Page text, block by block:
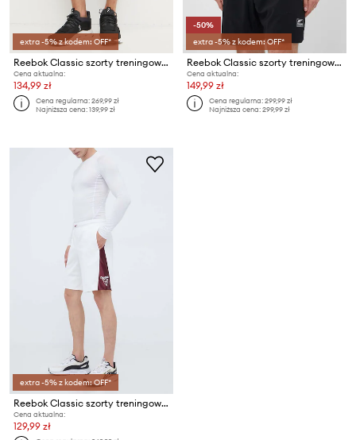
extra -5% z kodem: OFF*
Reebok Classic szorty treningowe Above The Rim
Cena aktualna:
134,99 zł
Cena regularna:269,99 zł
Najniższa cena:139,99 zł
-50%
extra -5% z kodem: OFF*
Reebok Classic szorty treningowe Certified Speed+
Cena aktualna:
149,99 zł
Cena regularna:299,99 zł
Najniższa cena:299,99 zł
extra -5% z kodem: OFF*
Reebok Classic szorty treningowe Basketball
Cena aktualna:
129,99 zł